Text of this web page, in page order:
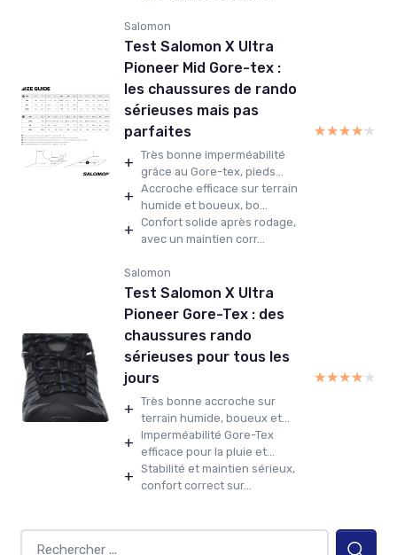
Salomon
Test Salomon X Ultra
Pioneer Mid Gore-tex :
les chaussures de rando
sérieuses mais pas
parfaites
+ Très bonne imperméabilité
grâce au Gore-tex, pieds...
+ Accroche efficace sur terrain
humide et boueux, bo...
+ Confort solide après rodage,
avec un maintien corr...
★★★★★
★★★★★
Salomon
Test Salomon X Ultra
Pioneer Gore-Tex : des
chaussures rando
sérieuses pour tous les
jours
+ Très bonne accroche sur
terrain humide, boueux et...
+ Imperméabilité Gore-Tex
efficace pour la pluie et...
+ Stabilité et maintien sérieux,
confort correct sur...
★★★★★
★★★★★